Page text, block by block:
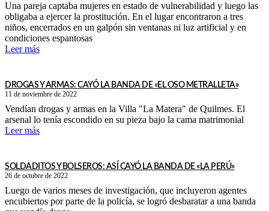
Una pareja captaba mujeres en estado de vulnerabilidad y luego las
obligaba a ejercer la prostitución. En el lugar encontraron a tres
niños, encerrados en un galpón sin ventanas ni luz artificial y en
condiciones espantosas
Leer más
DROGAS Y ARMAS: CAYÓ LA BANDA DE «EL OSO METRALLETA»
11 de noviembre de 2022
Vendían drogas y armas en la Villa "La Matera" de Quilmes. El
arsenal lo tenía escondido en su pieza bajo la cama matrimonial
Leer más
SOLDADITOS Y BOLSEROS: ASÍ CAYÓ LA BANDA DE «LA PERÚ»
26 de octubre de 2022
Luego de varios meses de investigación, que incluyeron agentes
encubiertos por parte de la policía, se logró desbaratar a una banda